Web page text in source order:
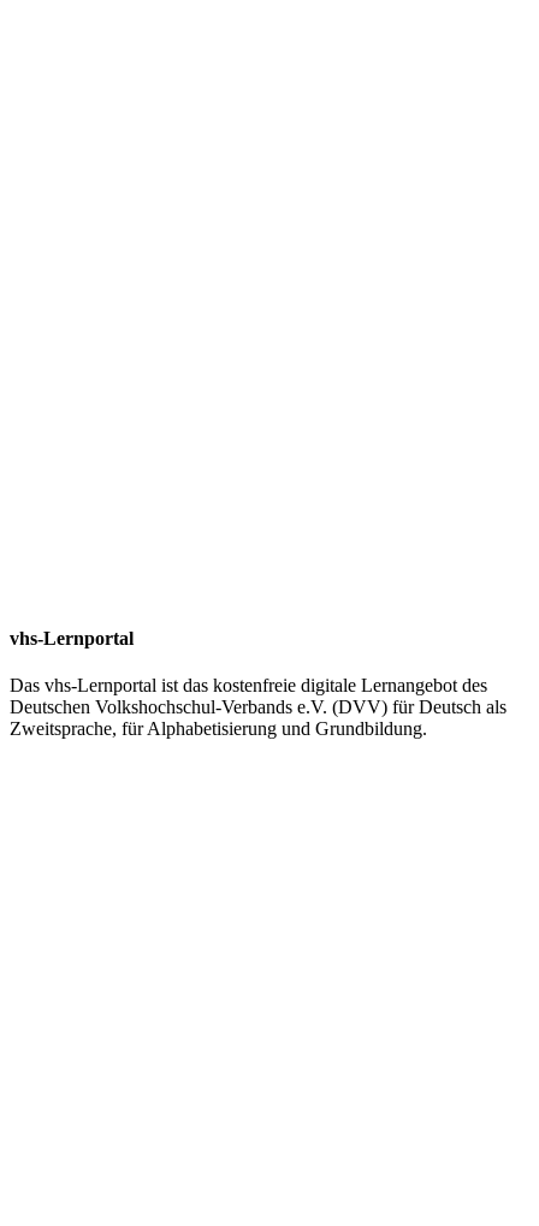
vhs-Lernportal
Das vhs-Lernportal ist das kostenfreie digitale Lernangebot des
Deutschen Volkshochschul-Verbands e.V. (DVV) für Deutsch als
Zweitsprache, für Alphabetisierung und Grundbildung.